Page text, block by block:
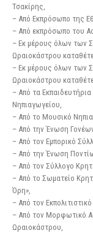
Τσακίρης,
– Από Εκπρόσωπο της
– Από εκπρόσωπο του
– Εκ μέρους όλων των
Ωραιοκάστρου
– Εκ μέρους όλων των
Ωραιοκάστρου
– Από τα
Νηπιαγωγείου,
– Από το Μουσικό
– Από την Ένωση
– Από τον Εμπορικό
– Από την Ένωση
– Από τον Σύλλογο
– Από το Σωματείο
Όρη»,
– Από τον
– Από τον Μορφωτικό
Ωραιοκάστρου,